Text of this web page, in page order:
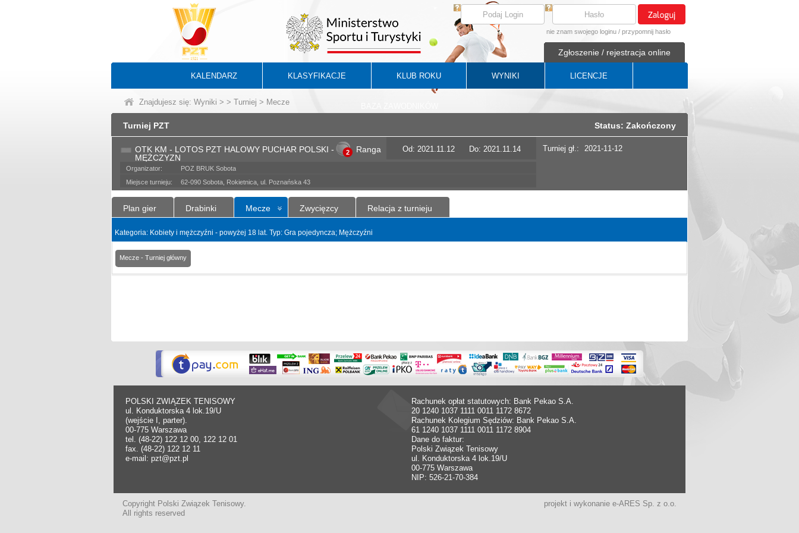
nie znam swojego loginu / przypomnij hasło
Zgłoszenie / rejestracja online
KALENDARZ KLASYFIKACJE KLUB ROKU WYNIKI LICENCJE
Znajdujesz się: Wyniki > > Turniej > Mecze
Turniej PZT Status: Zakończony
OTK KM - LOTOS PZT HALOWY PUCHAR POLSKI -
MĘŻCZYZN
2 Ranga Od: 2021.11.12 Do: 2021.11.14
Organizator:
POZ BRUK Sobota
Miejsce turnieju:
62-090 Sobota, Rokietnica, ul. Poznańska 43
Turniej gł.: 2021-11-12
Plan gier Drabinki Mecze Zwycięzcy Relacja z turnieju
Kategoria: Kobiety i mężczyźni - powyżej 18 lat. Typ: Gra pojedyncza; Mężczyźni
Mecze - Turniej główny
POLSKI ZWIĄZEK TENISOWY
ul. Konduktorska 4 lok.19/U
(wejście I, parter).
00-775 Warszawa
tel. (48-22) 122 12 00, 122 12 01
fax. (48-22) 122 12 11
e-mail: pzt@pzt.pl
Rachunek opłat statutowych: Bank Pekao S.A.
20 1240 1037 1111 0011 1172 8672
Rachunek Kolegium Sędziów: Bank Pekao S.A.
61 1240 1037 1111 0011 1172 8904
Dane do faktur:
Polski Związek Tenisowy
ul. Konduktorska 4 lok.19/U
00-775 Warszawa
NIP: 526-21-70-384
Copyright Polski Związek Tenisowy.
All rights reserved
projekt i wykonanie e-ARES Sp. z o.o.